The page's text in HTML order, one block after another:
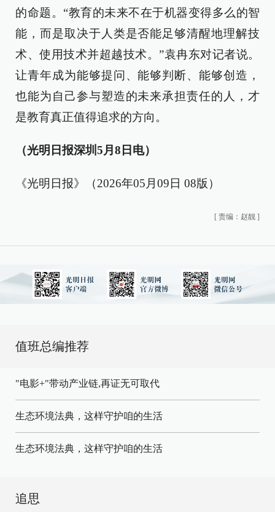
的命题。“教育的未来不在于机器变得多么的智
能，而是取决于人类是否能足够清醒地理解技
术、使用技术并超越技术。”袁冉东对记者说。
让青年成为能够提问、能够判断、能够创造，
也能为自己参与塑造的未来承担责任的人，才
是教育真正值得追求的方向。
（光明日报深圳5月8日电）
《光明日报》（2026年05月09日 08版）
[ 责编：赵靓 ]
值班总编推荐
"电影+"带动产业链,再证无可取代
生态环境法典，这样守护咱的生活
生态环境法典，这样守护咱的生活
追思